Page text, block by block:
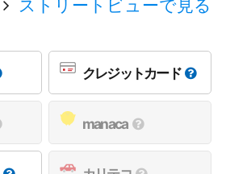
ストリートビューで見る
クレジットカード
manaca